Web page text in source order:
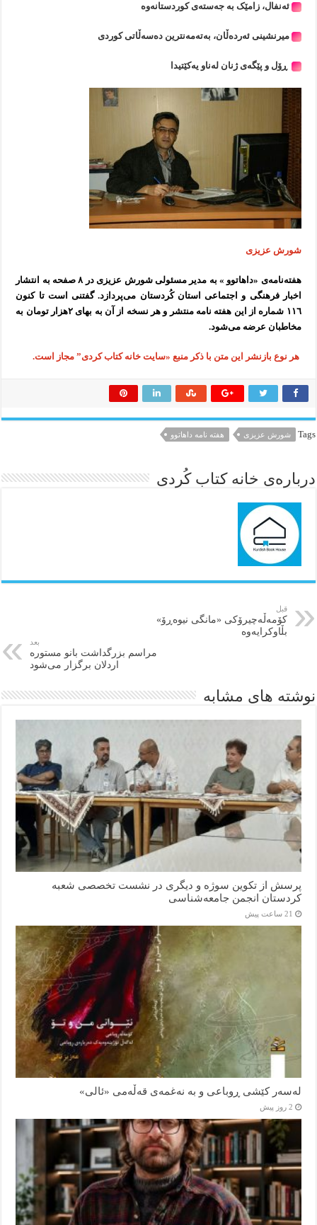
ئەنفال، زامێک بە جەستەی کوردستانەوە
میرنشینی ئەردەڵان، بەتەمەنترین دەسەڵاتی کوردی
شورش عزیزی
هفته‌نامه‌ی «داهاتوو » به مدیر مسئولی شورش عزیزی در ٨ صفحه به انتشار
اخبار فرهنگی و اجتماعی استان کُردستان می‌پردازد. گفتنی است تا کنون
١١٦ شماره از این هفته نامه منتشر و هر نسخه از آن به بهای ۲هزار تومان به
مخاطبان عرضه می‌شود.
هر نوع بازنشر این متن با ذکر منبع «سایت خانه کتاب کردی” مجاز است.
Tags شورش عزیزی هفته نامه داهاتوو
درباره‌ی خانه کتاب کُردی
قبل
کۆمەڵەچیرۆکی «مانگی نیوەڕۆ»
بڵاوکرایەوە
بعد
مراسم بزرگداشت بانو مستوره
اردلان برگزار می‌شود
نوشته های مشابه
پرسش از تکوین سوژه و دیگری در نشست تخصصی شعبه
کردستان انجمن جامعه‌شناسی
21 ساعت پیش
لەسەر کێشی ڕوباعی و به نەغمەی قەڵەمی «ئالی»
2 روز پیش